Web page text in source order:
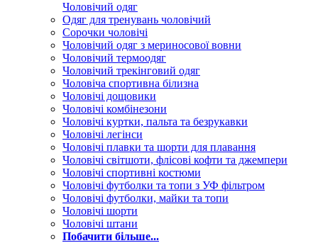
Чоловічий одяг
Одяг для тренувань чоловічий
Сорочки чоловічі
Чоловічий одяг з мериносової вовни
Чоловічий термоодяг
Чоловічий трекінговий одяг
Чоловіча спортивна білизна
Чоловічі дощовики
Чоловічі комбінезони
Чоловічі куртки, пальта та безрукавки
Чоловічі легінси
Чоловічі плавки та шорти для плавання
Чоловічі світшоти, флісові кофти та джемпери
Чоловічі спортивні костюми
Чоловічі футболки та топи з УФ фільтром
Чоловічі футболки, майки та топи
Чоловічі шорти
Чоловічі штани
Побачити більше...